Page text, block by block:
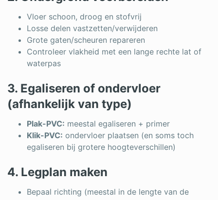
Vloer schoon, droog en stofvrij
Losse delen vastzetten/verwijderen
Grote gaten/scheuren repareren
Controleer vlakheid met een lange rechte lat of
waterpas
3. Egaliseren of ondervloer
(afhankelijk van type)
Plak-PVC: meestal egaliseren + primer
Klik-PVC: ondervloer plaatsen (en soms toch
egaliseren bij grotere hoogteverschillen)
4. Legplan maken
Bepaal richting (meestal in de lengte van de